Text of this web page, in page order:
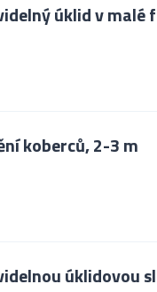
úklid v malé
koberců, 2-3 m
úklidovou